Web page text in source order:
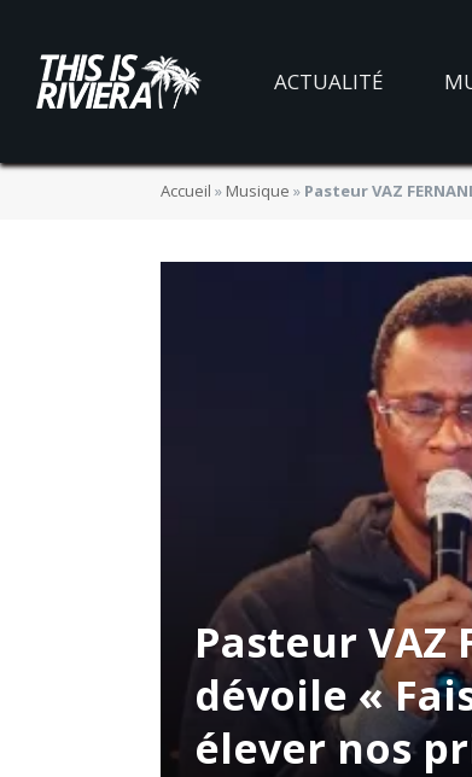
ACTUALITÉ
Accueil » Musique » Pasteur VAZ
Pasteur VAZ
dévoile «
élever nos